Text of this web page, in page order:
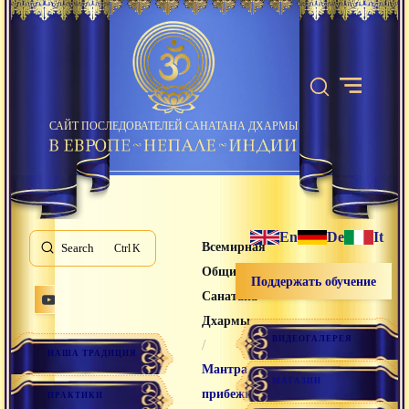
САЙТ ПОСЛЕДОВАТЕЛЕЙ САНАТАНА ДХАРМЫ
Search K
НАША ТРАДИЦИЯ
ПРАКТИКИ
Всемирная
Община
Санатана
Дхармы
/
Мантра
прибежища
En De It
Поддержать обучение
ВИДЕОГАЛЕРЕЯ
МАГАЗИН